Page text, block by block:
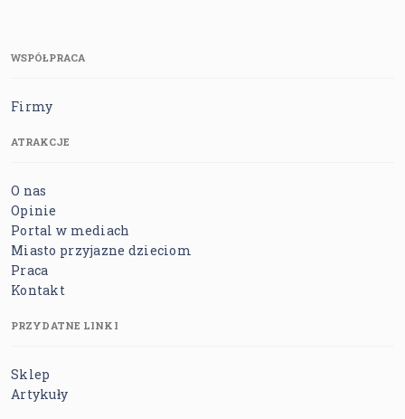
WSPÓŁPRACA
Firmy
ATRAKCJE
O nas
Opinie
Portal w mediach
Miasto przyjazne dzieciom
Praca
Kontakt
PRZYDATNE LINKI
Sklep
Artykuły